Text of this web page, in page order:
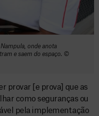
onde anota
e saem do espaço. ©
provar [e prova] que as
como seguranças ou
pela implementação